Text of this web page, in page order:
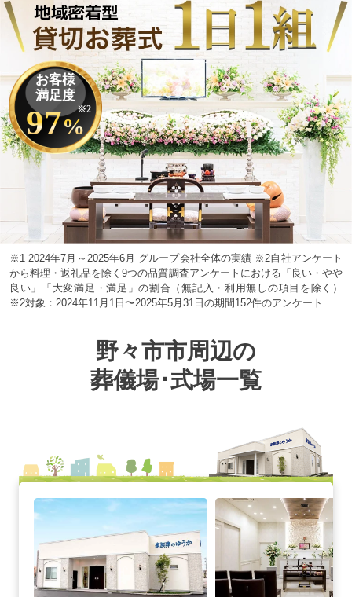
お客様
満足度
97%
※2
※1 2024年7月～2025年6月 グループ会社全体の実績 ※2自社アンケート
から料理・返礼品を除く9つの品質調査アンケートにおける「良い・やや
良い」「大変満足・満足」の割合（無記入・利用無しの項目を除く）
※2対象：2024年11月1日〜2025年5月31日の期間152件のアンケート
野々市市周辺の
葬儀場･式場一覧
野々市押野の詳細へ